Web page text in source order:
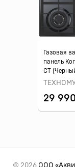
Газовая
панель
CT
29
© 2026 ООО